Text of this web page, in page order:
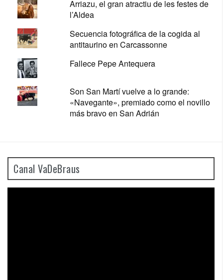
Arriazu, el gran atractiu de les festes de
l’Aldea
Secuencia fotográfica de la cogida al
antitaurino en Carcassonne
Fallece Pepe Antequera
Son San Martí vuelve a lo grande:
«Navegante», premiado como el novillo
más bravo en San Adrián
Canal VaDeBraus